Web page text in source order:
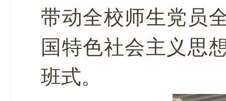
带动全校师生党员
国特色社会主义思
班式。